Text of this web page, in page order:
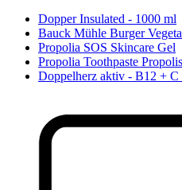
Dopper Insulated - 1000 ml
Bauck Mühle Burger
Propolia SOS Skincare Gel
Propolia Toothpaste
Doppelherz aktiv - B12 +